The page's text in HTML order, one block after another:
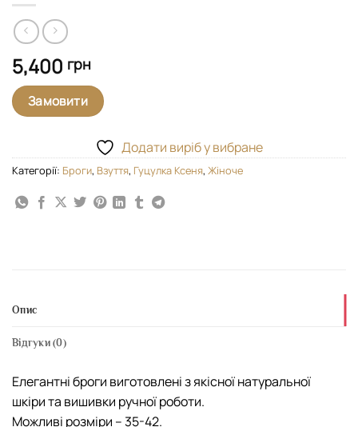
5,400 грн
Замовити
Додати виріб у вибране
Категорії: Броги, Взуття, Гуцулка Ксеня, Жіноче
Опис
Відгуки (0)
Елегантні броги виготовлені з якісної натуральної
шкіри та вишивки ручної роботи.
Можливі розміри – 35-42.